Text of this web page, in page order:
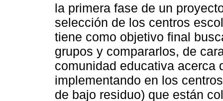
la primera fase de un
selección de los centros
tiene como objetivo final
grupos y compararlos, de
comunidad educativa acerca
implementando en los
de bajo residuo) que están